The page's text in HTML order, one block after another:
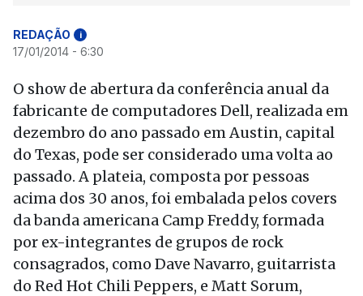
REDAÇÃO i
17/01/2014 - 6:30
O show de abertura da conferência anual da
fabricante de computadores Dell, realizada em
dezembro do ano passado em Austin, capital
do Texas, pode ser considerado uma volta ao
passado. A plateia, composta por pessoas
acima dos 30 anos, foi embalada pelos covers
da banda americana Camp Freddy, formada
por ex-integrantes de grupos de rock
consagrados, como Dave Navarro, guitarrista
do Red Hot Chili Peppers, e Matt Sorum,